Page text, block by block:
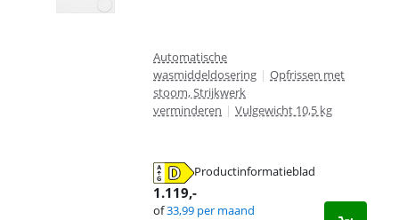
Automatische
wasmiddeldosering | Opfrissen met
stoom, Strijkwerk
verminderen | Vulgewicht 10,5 kg
Productinformatieblad
1.119,-
of33,99 per maand